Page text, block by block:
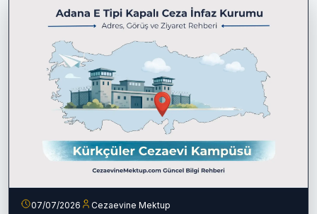
07/07/2026 Cezaevine Mektup